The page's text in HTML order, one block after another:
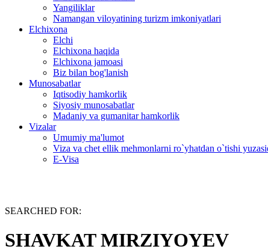
Yangiliklar
Namangan viloyatining turizm imkoniyatlari
Elchixona
Elchi
Elchixona haqida
Elchixona jamoasi
Biz bilan bog'lanish
Munosabatlar
Iqtisodiy hamkorlik
Siyosiy munosabatlar
Madaniy va gumanitar hamkorlik
Vizalar
Umumiy ma'lumot
Viza va chet ellik mehmonlarni ro`yhatdan o`tishi
E-Visa
SEARCHED FOR:
SHAVKAT MIRZIYOYEV